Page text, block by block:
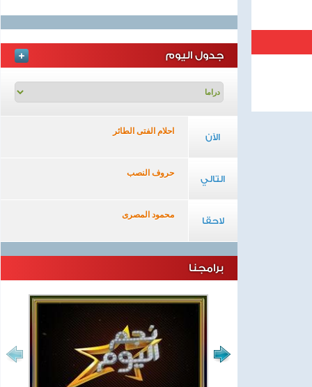
جدول اليوم
الآن
احلام الفتى الطائر
التالي
حروف النصب
لاحقا
محمود المصرى
برامجنا